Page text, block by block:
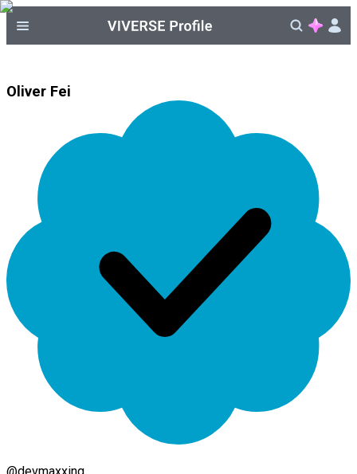
Oliver Fei